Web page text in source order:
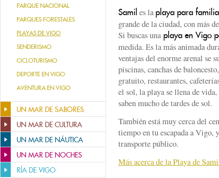
PARQUE NACIONAL
PARQUES FORESTALES
PLAYAS DE VIGO
SENDERISMO
CICLOTURISMO
DEPORTE EN VIGO
AVENTURA EN VIGO
UN MAR DE SABORES
UN MAR DE CULTURA
UN MAR DE NÁUTICA
UN MAR DE NOCHES
RÍA DE VIGO
Samil es la playa para
grande de la ciudad, con más
Si buscas una playa en Vigo
medida. Es la más animada
ventajas del enorme arenal se
piscinas, canchas de
gratuito, restaurantes,
el sol, la playa se llena de
saben mucho de tardes de sol.
También está muy cerca del
tiempo en tu escapada a Vigo,
transporte público.
Más acerca de la Playa de